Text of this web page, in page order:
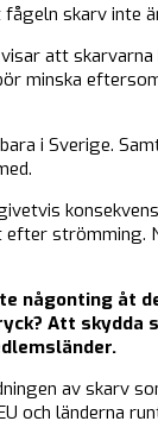
fågeln skarv inte
att
minska
i Sverige.
någonting åt
Att skydda
av skarv
och länderna